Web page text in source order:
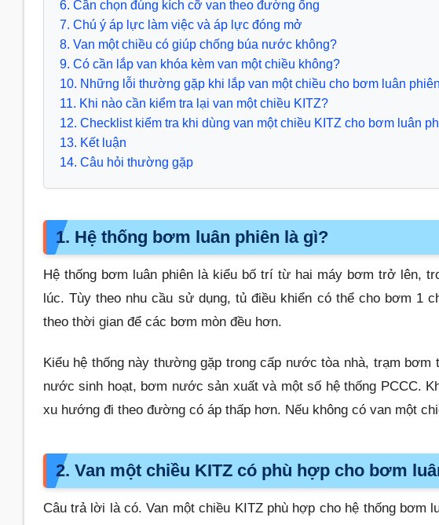
6. Cần chọn đúng kích cỡ van theo đường ống
7. Chú ý áp lực làm việc và áp lực đóng mở
8. Van một chiều có giúp chống búa nước không?
9. Có cần lắp van khóa kèm van một chiều không?
10. Những lỗi thường gặp khi lắp van một chiều cho bơm luân phiên
11. Khi nào cần kiểm tra lại van một chiều KITZ?
12. Checklist kiểm tra khi dùng van một chiều KITZ cho bơm luân
13. Kết luận
14. Câu hỏi thường gặp
1. Hệ thống bơm luân phiên là gì?
Hệ thống bơm luân phiên là kiểu bố trí từ hai máy bơm trở lên,
lúc. Tùy theo nhu cầu sử dụng, tủ điều khiển có thể cho bơm 1
theo thời gian để các bơm mòn đều hơn.
Kiểu hệ thống này thường gặp trong cấp nước tòa nhà, trạm bơm
nước sinh hoạt, bơm nước sản xuất và một số hệ thống PCCC.
xu hướng đi theo đường có áp thấp hơn. Nếu không có van một
2. Van một chiều KITZ có phù hợp cho bơm
Câu trả lời là có. Van một chiều KITZ phù hợp cho hệ thống bơm